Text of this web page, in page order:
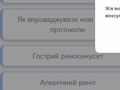
Як впроваджувати нові клінічні
протоколи
Гострий риносинусит
Алергічний риніт
Уся